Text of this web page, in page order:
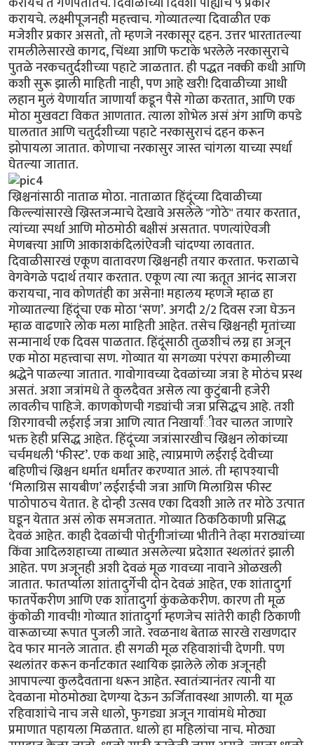
करायचे. लक्ष्मीपूजनही महत्त्वाच. गोव्यातल्या दिवाळीत एक
मजेशीर प्रकार असतो, तो म्हणजे नरकासूर दहन. उत्तर भारतातल्या
रामलीलेसारखे कागद, चिंध्या आणि फटाके भरलेले नरकासुराचे
पुतळे नरकचतुर्दशीच्या पहाटे जाळतात. ही पद्धत नक्की कधी आणि
कशी सुरू झाली माहिती नाही, पण आहे खरी! दिवाळीच्या आधी
लहान मुलं येणार्यात जाणार्यां कडून पैसे गोळा करतात, आणि एक
मोठा मुखवटा विकत आणतात. त्याला शोभेल असं अंग आणि कपडे
घालतात आणि चतुर्दशीच्या पहाटे नरकासुराचं दहन करून
झोपायला जातात. कोणाचा नरकासुर जास्त चांगला याच्या स्पर्धा
घेतल्या जातात.
ख्रिश्चनांसाठी नाताळ मोठा. नाताळात हिंदूंच्या दिवाळीच्या
किल्ल्यांसारखे ख्रिस्तजन्माचे देखावे असलेले "गोठे" तयार करतात,
त्यांच्या स्पर्धा आणि मोठमोठी बक्षीसं असतात. पणत्यांऐवजी
मेणबत्त्या आणि आकाशकंदिलांऐवजी चांदण्या लावतात.
दिवाळीसारखं एकूण वातावरण ख्रिश्चनही तयार करतात. फराळाचे
वेगवेगळे पदार्थ तयार करतात. एकूण त्या त्या ऋतूत आनंद साजरा
करायचा, नाव कोणतंही का असेना! महालय म्हणजे म्हाळ हा
गोव्यातल्या हिंदूंचा एक मोठा ‘सण’. अगदी 2/2 दिवस रजा घेऊन
म्हाळ वाढणारे लोक मला माहिती आहेत. तसेच ख्रिश्चनही मृतांच्या
सन्मानार्थ एक दिवस पाळतात. हिंदूंसाठी तुळशीचं लग्न हा अजून
एक मोठा महत्त्वाचा सण. गोव्यात या सगळ्या परंपरा कमालीच्या
श्रद्धेने पाळल्या जातात. गावोगावच्या देवळांच्या जत्रा हे मोठंच प्रस्थ
असतं. अशा जत्रांमधे ते कुलदैवत असेल त्या कुटुंबानी हजेरी
लावलीच पाहिजे. काणकोणची गड्यांची जत्रा प्रसिद्धच आहे. तशी
शिरगावची लईराई जत्रा आणि त्यात निखार्यांीवर चालत जाणारे
भक्त हेही प्रसिद्ध आहेत. हिंदूंच्या जत्रांसारखीच ख्रिश्चन लोकांच्या
चर्चमधली ‘फीस्ट’. एक कथा आहे, त्याप्रमाणे लईराई देवीच्या
बहिणीचं ख्रिश्चन धर्मात धर्मांतर करण्यात आलं. ती म्हापश्याची
‘मिलाग्रिस सायबीण’ लईराईची जत्रा आणि मिलाग्रिस फीस्ट
पाठोपाठच येतात. हे दोन्ही उत्सव एका दिवशी आले तर मोठे उत्पात
घडून येतात असं लोक समजतात. गोव्यात ठिकठिकाणी प्रसिद्ध
देवळं आहेत. काही देवळांची पोर्तुगीजांच्या भीतीने तेव्हा मराठ्यांच्या
किंवा आदिलशहाच्या ताब्यात असलेल्या प्रदेशात स्थलांतरं झाली
आहेत. पण अजूनही अशी देवळं मूळ गावच्या नावाने ओळखली
जातात. फातर्प्याला शांतादुर्गेची दोन देवळं आहेत, एक शांतादुर्गा
फातर्पेकरीण आणि एक शांतादुर्गा कुंकळेकरीण. कारण ती मूळ
कुंकोळी गावची! गोव्यात शांतादुर्गा म्हणजेच सांतेरी काही ठिकाणी
वारूळाच्या रूपात पुजली जाते. रवळनाथ बेताळ सारखे राखणदार
देव फार मानले जातात. ही सगळी मूळ रहिवाशांची देणगी. पण
स्थलांतर करून कर्नाटकात स्थायिक झालेले लोक अजूनही
आपापल्या कुलदैवताना धरून आहेत. स्वातंत्र्यानंतर त्यानी या
देवळाना मोठमोठ्या देणग्या देऊन ऊर्जितावस्था आणली. या मूळ
रहिवाशांचे नाच जसे धालो, फुगड्या अजून गावांमधे मोठ्या
प्रमाणात पहायला मिळतात. धालो हा महिलांचा नाच. मोठ्या